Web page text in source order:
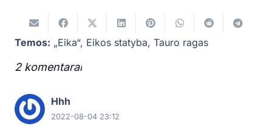
Temos: „Eika“, Eikos statyba, Tauro ragas
2 komentarai
.
Hhh
2022-08-04 23:12